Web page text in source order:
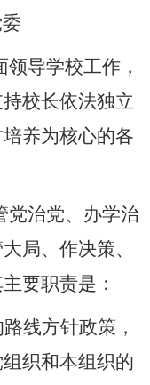
导学校工作，
校长依法独立
养为核心的各
党治党、办学治
局、作决策、
要职责是：
线方针政策，
织和本组织的